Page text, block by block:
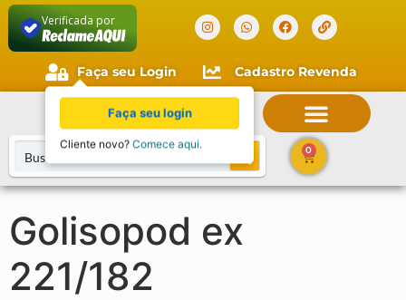
Verificada por
Faça seu Login Cadastro Revenda
0
Golisopod ex
221/182
Faça seu login
Cliente novo? Comece aqui.